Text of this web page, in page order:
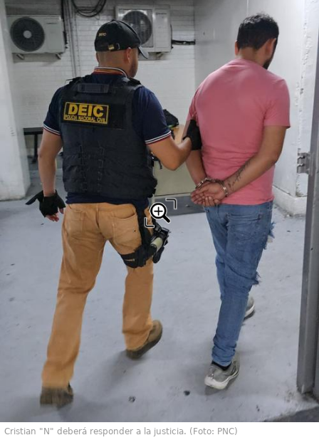
Cristian "N" deberá responder a la justicia. (Foto: PNC)